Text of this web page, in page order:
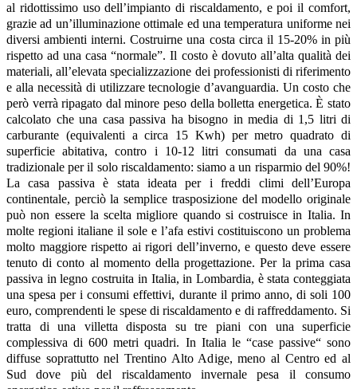
al ridottissimo uso dell’impianto di riscaldamento, e poi il comfort,
grazie ad un’illuminazione ottimale ed una temperatura uniforme nei
diversi ambienti interni. Costruirne una costa circa il 15-20% in più
rispetto ad una casa “normale”. Il costo è dovuto all’alta qualità dei
materiali, all’elevata specializzazione dei professionisti di riferimento
e alla necessità di utilizzare tecnologie d’avanguardia. Un costo che
però verrà ripagato dal minore peso della bolletta energetica. È stato
calcolato che una casa passiva ha bisogno in media di 1,5 litri di
carburante (equivalenti a circa 15 Kwh) per metro quadrato di
superficie abitativa, contro i 10-12 litri consumati da una casa
tradizionale per il solo riscaldamento: siamo a un risparmio del 90%!
La casa passiva è stata ideata per i freddi climi dell’Europa
continentale, perciò la semplice trasposizione del modello originale
può non essere la scelta migliore quando si costruisce in Italia. In
molte regioni italiane il sole e l’afa estivi costituiscono un problema
molto maggiore rispetto ai rigori dell’inverno, e questo deve essere
tenuto di conto al momento della progettazione. Per la prima casa
passiva in legno costruita in Italia, in Lombardia, è stata conteggiata
una spesa per i consumi effettivi, durante il primo anno, di soli 100
euro, comprendenti le spese di riscaldamento e di raffreddamento. Si
tratta di una villetta disposta su tre piani con una superficie
complessiva di 600 metri quadri. In Italia le “case passive“ sono
diffuse soprattutto nel Trentino Alto Adige, meno al Centro ed al
Sud dove più del riscaldamento invernale pesa il consumo